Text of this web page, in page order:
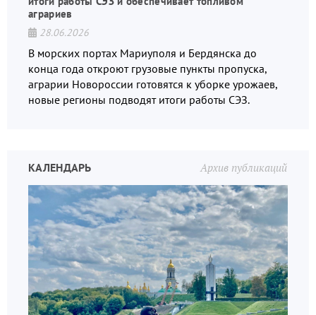
аграриев
28.06.2026
В морских портах Мариуполя и Бердянска до
конца года откроют грузовые пункты пропуска,
аграрии Новороссии готовятся к уборке урожаев,
новые регионы подводят итоги работы СЭЗ.
Архив публикаций
КАЛЕНДАРЬ